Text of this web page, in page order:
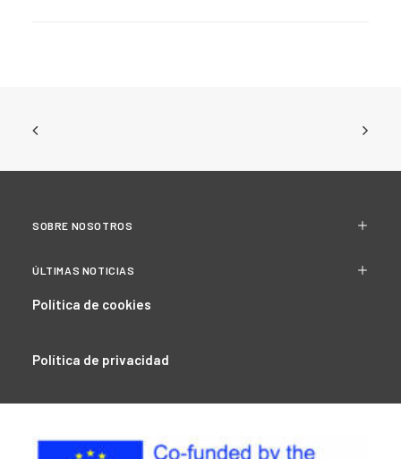
SOBRE NOSOTROS
ÚLTIMAS NOTICIAS
Política de cookies
Política de privacidad